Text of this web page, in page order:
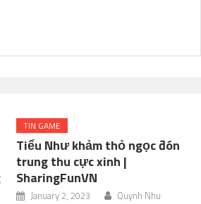
TIN GAME
Tiểu Như khảm thỏ ngọc đón
trung thu cực xinh |
SharingFunVN
January 2, 2023 Quynh Nhu